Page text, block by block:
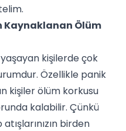
Kaynaklanan Ölüm
kişilerde çok
Özellikle panik
kişiler ölüm korkusu
kalabilir. Çünkü
birden